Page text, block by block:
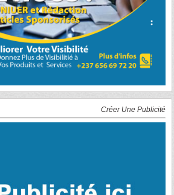
Créer Une Publicité